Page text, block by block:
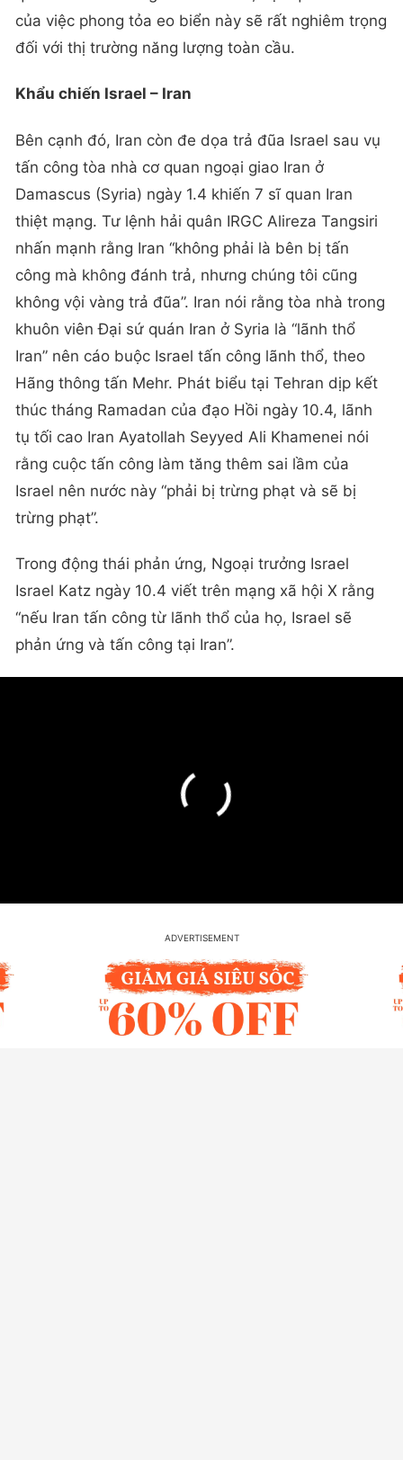
của việc phong tỏa eo biển này sẽ rất nghiêm trọng
đối với thị trường năng lượng toàn cầu.
Khẩu chiến Israel – Iran
Bên cạnh đó, Iran còn đe dọa trả đũa Israel sau vụ
tấn công tòa nhà cơ quan ngoại giao Iran ở
Damascus (Syria) ngày 1.4 khiến 7 sĩ quan Iran
thiệt mạng. Tư lệnh hải quân IRGC Alireza Tangsiri
nhấn mạnh rằng Iran “không phải là bên bị tấn
công mà không đánh trả, nhưng chúng tôi cũng
không vội vàng trả đũa”. Iran nói rằng tòa nhà trong
khuôn viên Đại sứ quán Iran ở Syria là “lãnh thổ
Iran” nên cáo buộc Israel tấn công lãnh thổ, theo
Hãng thông tấn Mehr. Phát biểu tại Tehran dịp kết
thúc tháng Ramadan của đạo Hồi ngày 10.4, lãnh
tụ tối cao Iran Ayatollah Seyyed Ali Khamenei nói
rằng cuộc tấn công làm tăng thêm sai lầm của
Israel nên nước này “phải bị trừng phạt và sẽ bị
trừng phạt”.
Trong động thái phản ứng, Ngoại trưởng Israel
Israel Katz ngày 10.4 viết trên mạng xã hội X rằng
“nếu Iran tấn công từ lãnh thổ của họ, Israel sẽ
phản ứng và tấn công tại Iran”.